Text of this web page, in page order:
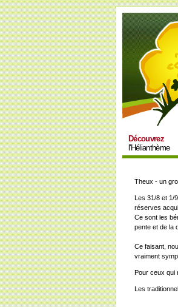
Découvrez
l'Hélianthème
Theux - un
Les 31/8 et 1/
réserves
Ce sont les
pente et de la
Ce faisant,
vraiment
Pour ceux qui
Les